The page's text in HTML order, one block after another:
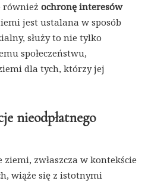
również ochronę interesów
jest ustalana w sposób
służy to nie tylko
społeczeństwu,
dla tych, którzy jej
nieodpłatnego
zwłaszcza w kontekście
wiąże się z istotnymi